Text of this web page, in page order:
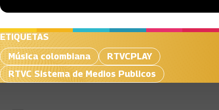
ETIQUETAS
Música colombiana
RTVCPLAY
RTVC Sistema de Medios Publicos